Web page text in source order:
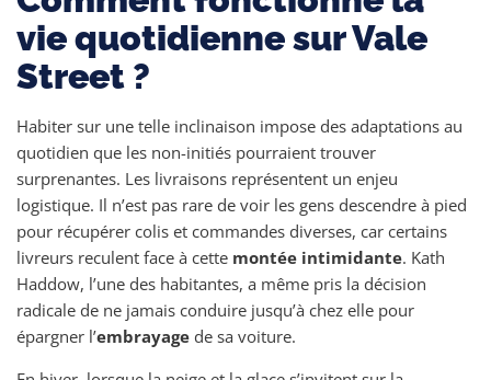
vie quotidienne sur Vale
Street ?
Habiter sur une telle inclinaison impose des adaptations au
quotidien que les non-initiés pourraient trouver
surprenantes. Les livraisons représentent un enjeu
logistique. Il n’est pas rare de voir les gens descendre à pied
pour récupérer colis et commandes diverses, car certains
livreurs reculent face à cette montée intimidante. Kath
Haddow, l’une des habitantes, a même pris la décision
radicale de ne jamais conduire jusqu’à chez elle pour
épargner l’embrayage de sa voiture.